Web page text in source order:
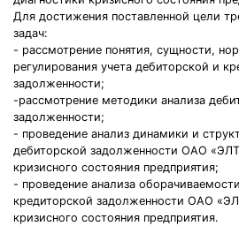
Для достижения поставленной цели
задач:
- рассмотрение понятия, сущности,
регулирования учета дебиторской и
задолженности;
-рассмотрение методики анализа
задолженности;
- проведение анализ динамики и
дебиторской задолженности ОАО
кризисного состояния предприятия;
- проведение анализа
кредиторской задолженности ОАО
кризисного состояния предприятия.